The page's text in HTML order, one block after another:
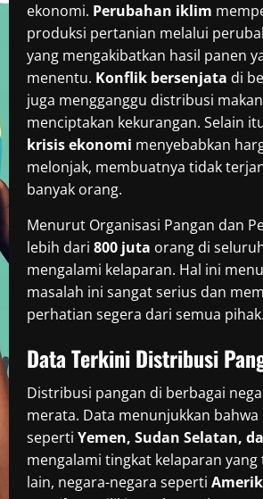
ekonomi. Perubahan iklim
produksi pertanian melalui
yang mengakibatkan hasil panen
menentu. Konflik bersenjata di
juga mengganggu distribusi
menciptakan kekurangan. Selain
krisis ekonomi menyebabkan
melonjak, membuatnya tidak
banyak orang.
Menurut Organisasi Pangan dan
lebih dari 800 juta orang di
mengalami kelaparan. Hal ini
masalah ini sangat serius dan
perhatian segera dari semua pihak.
Data Terkini Distribusi
Distribusi pangan di berbagai
merata. Data menunjukkan bahwa
seperti Yemen, Sudan Selatan,
mengalami tingkat kelaparan yang
lain, negara-negara seperti